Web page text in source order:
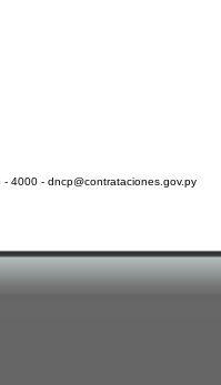
4000 - dncp@contrataciones.gov.py